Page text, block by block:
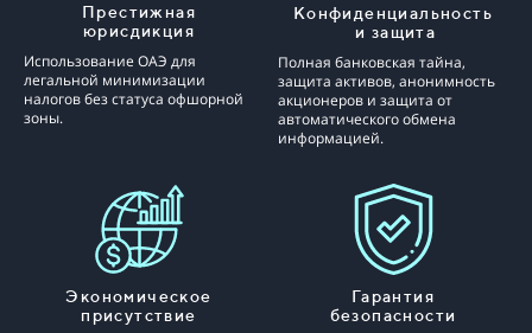
Престижная
юрисдикция
Использование ОАЭ для
легальной минимизации
налогов без статуса офшорной
зоны.
Конфиденциальность
и защита
Полная банковская тайна,
защита активов, анонимность
акционеров и защита от
автоматического обмена
информацией.
Экономическое
присутствие
Гарантия
безопасности